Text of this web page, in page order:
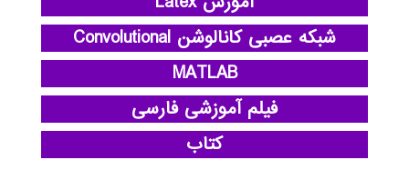
شبکه عصبی کانالوشن Convolutional
MATLAB
فیلم آموزشی فارسی
کتاب